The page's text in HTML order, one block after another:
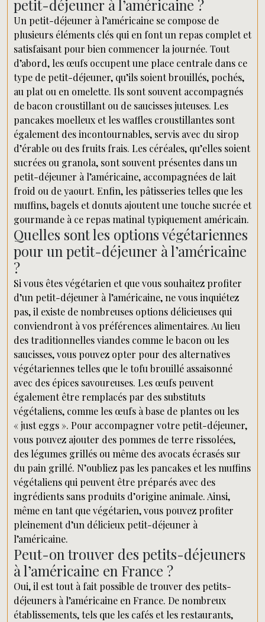
petit-déjeuner à l’américaine ?
Un petit-déjeuner à l’américaine se compose de
plusieurs éléments clés qui en font un repas complet et
satisfaisant pour bien commencer la journée. Tout
d’abord, les œufs occupent une place centrale dans ce
type de petit-déjeuner, qu’ils soient brouillés, pochés,
au plat ou en omelette. Ils sont souvent accompagnés
de bacon croustillant ou de saucisses juteuses. Les
pancakes moelleux et les waffles croustillantes sont
également des incontournables, servis avec du sirop
d’érable ou des fruits frais. Les céréales, qu’elles soient
sucrées ou granola, sont souvent présentes dans un
petit-déjeuner à l’américaine, accompagnées de lait
froid ou de yaourt. Enfin, les pâtisseries telles que les
muffins, bagels et donuts ajoutent une touche sucrée et
gourmande à ce repas matinal typiquement américain.
Quelles sont les options végétariennes
pour un petit-déjeuner à l’américaine
?
Si vous êtes végétarien et que vous souhaitez profiter
d’un petit-déjeuner à l’américaine, ne vous inquiétez
pas, il existe de nombreuses options délicieuses qui
conviendront à vos préférences alimentaires. Au lieu
des traditionnelles viandes comme le bacon ou les
saucisses, vous pouvez opter pour des alternatives
végétariennes telles que le tofu brouillé assaisonné
avec des épices savoureuses. Les œufs peuvent
également être remplacés par des substituts
végétaliens, comme les œufs à base de plantes ou les
« just eggs ». Pour accompagner votre petit-déjeuner,
vous pouvez ajouter des pommes de terre rissolées,
des légumes grillés ou même des avocats écrasés sur
du pain grillé. N’oubliez pas les pancakes et les muffins
végétaliens qui peuvent être préparés avec des
ingrédients sans produits d’origine animale. Ainsi,
même en tant que végétarien, vous pouvez profiter
pleinement d’un délicieux petit-déjeuner à
l’américaine.
Peut-on trouver des petits-déjeuners
à l’américaine en France ?
Oui, il est tout à fait possible de trouver des petits-
déjeuners à l’américaine en France. De nombreux
établissements, tels que les cafés et les restaurants,